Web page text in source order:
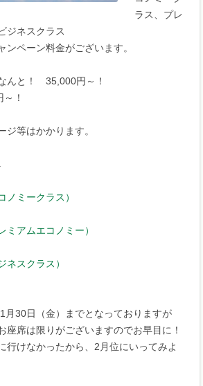
ラス、プレ
ジネスクラス
ンペーン料金がございます。
んと！ 35,000円～！
！
等はかかります。
ノミークラス）
ミアムエコノミー）
ネスクラス）
月30日（金）までとなっておりますが
座席は限りがございますのでお早目に！
行けなかったから、2月位にいってみよ